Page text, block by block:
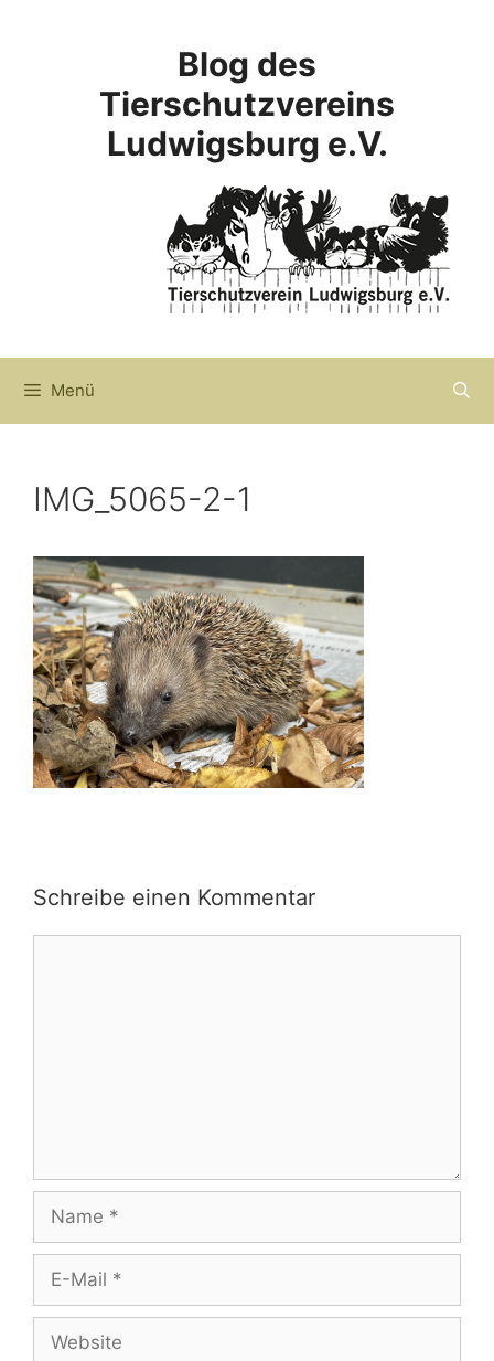
Blog des
Tierschutzvereins
Ludwigsburg e.V.
Menü
IMG_5065-2-1
Schreibe einen Kommentar
Name
Website